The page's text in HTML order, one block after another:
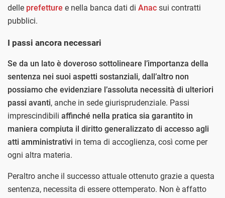
delle prefetture e nella banca dati di Anac sui contratti
pubblici.
I passi ancora necessari
Se da un lato è doveroso sottolineare l’importanza della
sentenza nei suoi aspetti sostanziali, dall’altro non
possiamo che evidenziare l’assoluta necessità di ulteriori
passi avanti, anche in sede giurisprudenziale. Passi
imprescindibili affinché nella pratica sia garantito in
maniera compiuta il diritto generalizzato di accesso agli
atti amministrativi in tema di accoglienza, così come per
ogni altra materia.
Peraltro anche il successo attuale ottenuto grazie a questa
sentenza, necessita di essere ottemperato. Non è affatto